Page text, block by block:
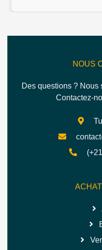
NOUS
Des questions ? Nous
Contactez-